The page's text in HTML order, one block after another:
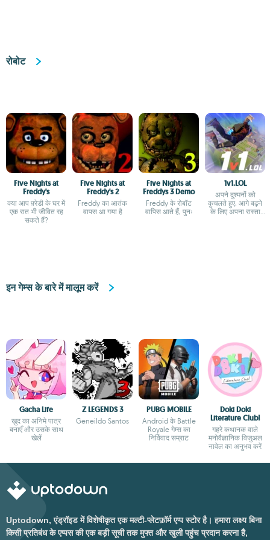
रोबोट
Five Nights at
Freddy's
क्या आप फ़्रेडी के घर में
एक रात भी जीवित रह
सकते हैं?
Five Nights at
Freddy's 2
Freddy का आतंक
वापस आ गया है
Five Nights at
Freddys 3 Demo
Freddy के रोबॉट
वापिस आते हैं, पुनः
1v1.LOL
अपने दुश्मनों को
कुचलते हुए, आगे बढ़ने
के लिए अपना रास्ता
इन गेम्स के बारे में मालूम करें
Gacha Life
खुद का अनिमे पात्र
बनाएँ और उसके साथ
खेलें
Z LEGENDS 3
Geneildo Santos
PUBG MOBILE
Android के Battle
Royale गेम्स का
निर्विवाद सम्राट
Doki Doki
Literature Club!
गहरे कथानक वाले
मनोवैज्ञानिक विजुअल
नावेल का अनुभव करें
Uptodown, एंड्रॉइड में विशेषीकृत एक मल्टी-प्लेटफ़ॉर्म एप्प स्टोर है। हमारा लक्ष्य बिना
किसी प्रतिबंध के एप्पस की एक बड़ी सूची तक मुफ्त और खुली पहुंच प्रदान करना है,